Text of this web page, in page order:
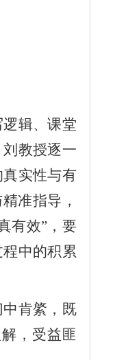
辑、课堂
教授逐一
实性与有
准指导，
有效”，要
中的积累
肯綮，既
，受益匪